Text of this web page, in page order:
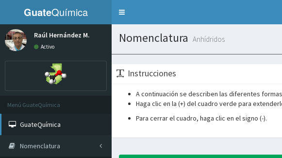
GuateQuímica
Toggle
Raúl Hernández M.
Activo
Menú GuateQuímica
GuateQuímica
Nomenclatura
Nomenclatura Anhídridos
Instrucciones
A continuación se describen las diferentes
Haga clic en la (+) del cuadro verde para
Para cerrar el cuadro, haga clic en el signo (-).